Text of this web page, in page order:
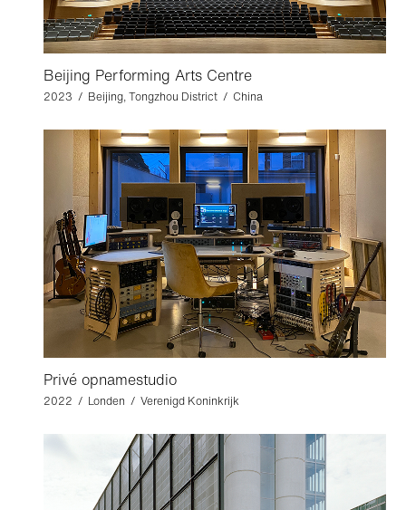
Beijing Performing Arts Centre
2023 / Beijing, Tongzhou District / China
Privé opnamestudio
2022 / Londen / Verenigd Koninkrijk